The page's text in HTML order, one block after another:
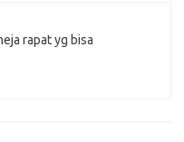
rapat yg bisa